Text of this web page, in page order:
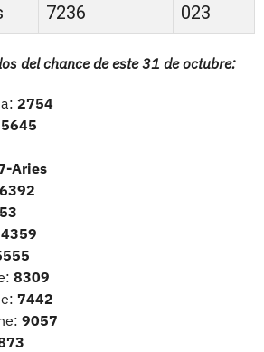
7236 023
del chance de este 31 de octubre:
2754
5645
Aries
4359
8309
7442
9057